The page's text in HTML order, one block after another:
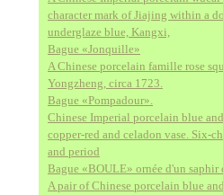
character mark of Jiajing within a
underglaze blue, Kangxi,
Bague «Jonquille»
A Chinese porcelain famille rose
Yongzheng, circa 1723.
Bague «Pompadour».
Chinese Imperial porcelain blue
copper-red and celadon vase. Six-
and period
Bague «BOULE» ornée d'un saphir
A pair of Chinese porcelain blue